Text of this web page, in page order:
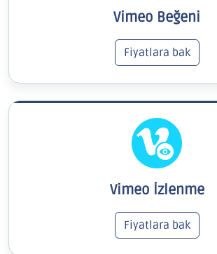
Vimeo Beğeni
Fiyatlara bak
Vimeo İzlenme
Fiyatlara bak